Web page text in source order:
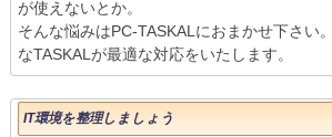
が使えないとか。
そんな悩みはPC-TASKALにおまかせ下さい
なTASKALが最適な対応をいたします。
IT環境を整理しましょう